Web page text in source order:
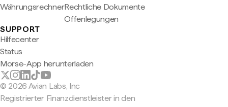
WährungsrechnerRechtliche Dokumente
Offenlegungen
SUPPORT
Hilfecenter
Status
Morse-App herunterladen
© 2026 Avian Labs, Inc
Registrierter Finanzdienstleister in den